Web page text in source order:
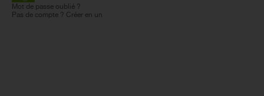
Mot de passe oublié ?
Pas de compte ? Créer en un